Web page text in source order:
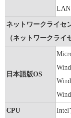
LAN
ネットワークライセ
（ネットワークライ
日本語版OS
CPU Intel